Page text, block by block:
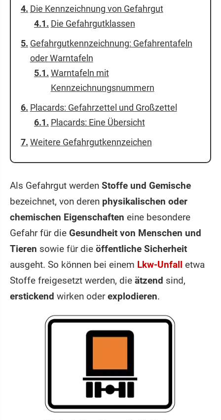
Die Kennzeichnung von Gefahrgut
Die Gefahrgutklassen
Gefahrgutkennzeichnung: Gefahrentafeln
oder Warntafeln
Warntafeln mit
Kennzeichnungsnummern
Placards: Gefahrzettel und Großzettel
Placards: Eine Übersicht
Weitere Gefahrgutkennzeichen
Als Gefahrgut werden Stoffe und Gemische
bezeichnet, von deren physikalischen oder
chemischen Eigenschaften eine besondere
Gefahr für die Gesundheit von Menschen und
Tieren sowie für die öffentliche Sicherheit
ausgeht. So können bei einem Lkw-Unfall etwa
Stoffe freigesetzt werden, die ätzend sind,
erstickend wirken oderexplodieren.